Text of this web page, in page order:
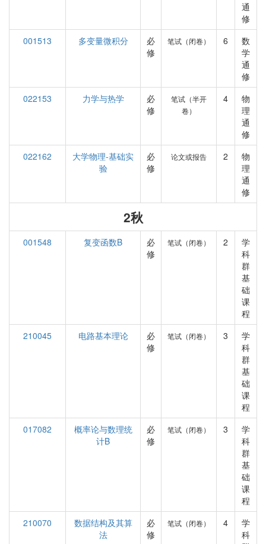
通
修
001513
多变量微积分
必
修
笔试（闭卷） 6
数
学
通
修
022153
力学与热学
必
修
笔试（半开
卷）
4
物
理
通
修
022162
大学物理-基础实
验
必
修
论文或报告 2
物
理
通
修
2秋
001548 复变函数B
必
修
笔试（闭卷） 2
学
科
群
基
础
课
程
210045
电路基本理论
必
修
笔试（闭卷） 3
学
科
群
基
础
课
程
017082
概率论与数理统
计B
必
修
笔试（闭卷） 3
学
科
群
基
础
课
程
210070
数据结构及其算
法
必
修
笔试（闭卷） 4
学
科